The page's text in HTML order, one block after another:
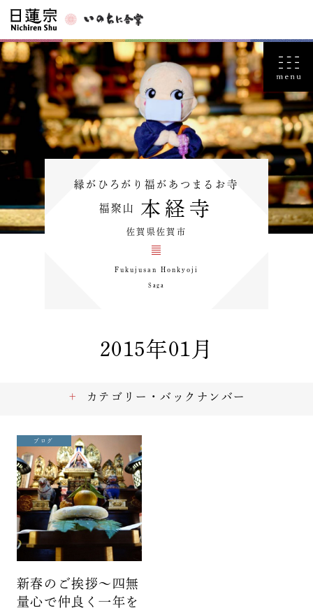
縁がひろがり福があつまるお寺
福聚山 本経寺
佐賀県佐賀市
Fukujusan Honkyoji
Saga
2015年01月
ブログ
新春のご挨拶～四無
量心で仲良く一年を
カテゴリー・バックナンバー